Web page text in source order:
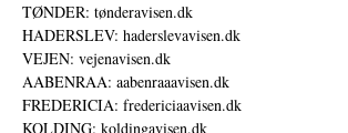
TØNDER: tønderavisen.dk
HADERSLEV: haderslevavisen.dk
VEJEN: vejenavisen.dk
AABENRAA: aabenraaavisen.dk
FREDERICIA: fredericiaavisen.dk
KOLDING: koldingavisen.dk